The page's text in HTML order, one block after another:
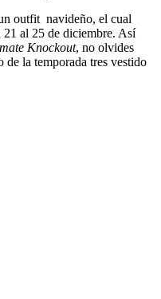
outfit navideño, el cual
21 al 25 de diciembre. Así
Knockout, no olvides
de la temporada tres vestido